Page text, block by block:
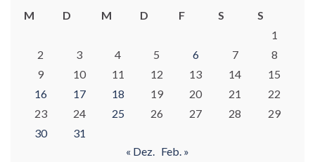
M
D M D F S
S
1
2
3 4 5 6 7
8
9
10 11 12 13 14
15
16
17 18 19 20 21
22
23
24 25 26 27 28
29
30
31
« Dez. Feb. »